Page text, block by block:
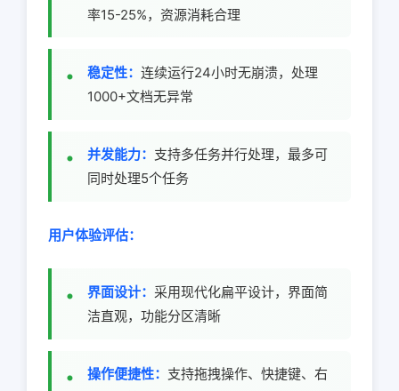
率15-25%，资源消耗合理
稳定性： 连续运行24小时无崩溃，处理
1000+文档无异常
并发能力： 支持多任务并行处理，最多可
同时处理5个任务
用户体验评估：
界面设计： 采用现代化扁平设计，界面简
洁直观，功能分区清晰
操作便捷性： 支持拖拽操作、快捷键、右